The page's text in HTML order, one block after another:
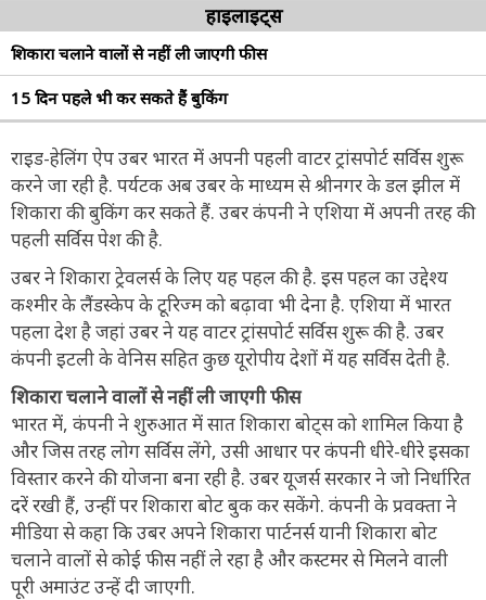
हाइलाइट्स
शिकारा चलाने वालों से नहीं ली जाएगी फीस
15 दिन पहले भी कर सकते हैं बुकिंग
राइड-हेलिंग ऐप उबर भारत में अपनी पहली वाटर ट्रांसपोर्ट सर्विस शुरू
करने जा रही है. पर्यटक अब उबर के माध्यम से श्रीनगर के डल झील में
शिकारा की बुकिंग कर सकते हैं. उबर कंपनी ने एशिया में अपनी तरह की
पहली सर्विस पेश की है.
उबर ने शिकारा ट्रेवलर्स के लिए यह पहल की है. इस पहल का उद्देश्य
कश्मीर के लैंडस्केप के टूरिज्म को बढ़ावा भी देना है. एशिया में भारत
पहला देश है जहां उबर ने यह वाटर ट्रांसपोर्ट सर्विस शुरू की है. उबर
कंपनी इटली के वेनिस सहित कुछ यूरोपीय देशों में यह सर्विस देती है.
शिकारा चलाने वालों से नहीं ली जाएगी फीस
भारत में, कंपनी ने शुरुआत में सात शिकारा बोट्स को शामिल किया है
और जिस तरह लोग सर्विस लेंगे, उसी आधार पर कंपनी धीरे-धीरे इसका
विस्तार करने की योजना बना रही है. उबर यूजर्स सरकार ने जो निर्धारित
दरें रखी हैं, उन्हीं पर शिकारा बोट बुक कर सकेंगे. कंपनी के प्रवक्ता ने
मीडिया से कहा कि उबर अपने शिकारा पार्टनर्स यानी शिकारा बोट
चलाने वालों से कोई फीस नहीं ले रहा है और कस्टमर से मिलने वाली
पूरी अमाउंट उन्हें दी जाएगी.